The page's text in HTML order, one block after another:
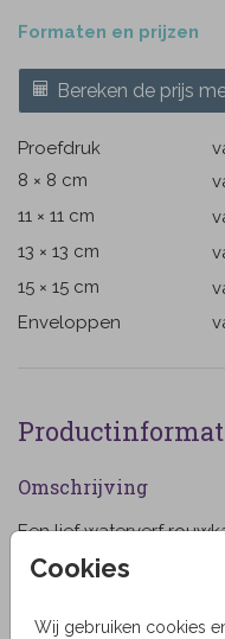
Cookies
Wij gebruiken cookies
Formaten en prijzen
Bereken de prijs
Proefdruk
8 × 8 cm
11 × 11 cm
13 × 13 cm
15 × 15 cm
Enveloppen
Omschrijving
Een lief waterverf
hand geschilderde
deze rouwkaart naar